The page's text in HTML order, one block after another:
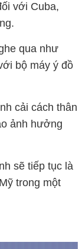
với Cuba,
qua như
bộ máy ý đồ
cải cách thân
ảnh hưởng
sẽ tiếp tục là
trong một